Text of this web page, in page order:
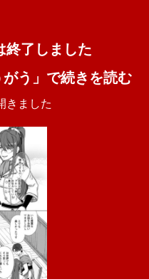
終了しました
う」で続きを読む
きました